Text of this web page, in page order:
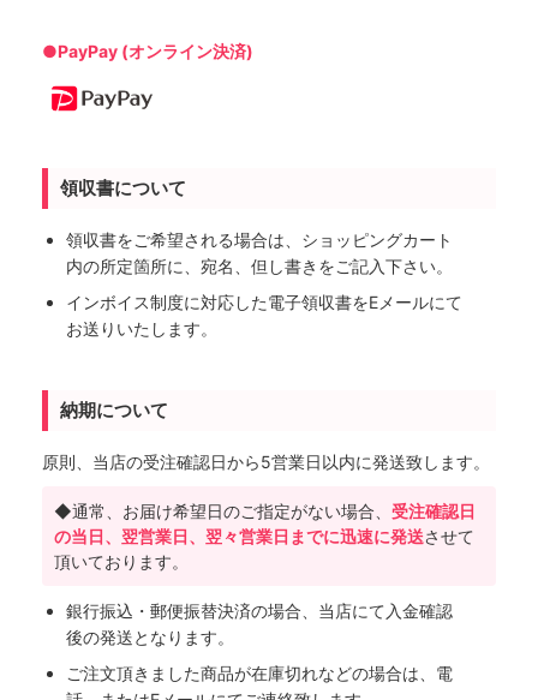
●PayPay (オンライン決済)
領収書について
領収書をご希望される場合は、ショッピングカート
内の所定箇所に、宛名、但し書きをご記入下さい。
インボイス制度に対応した電子領収書をEメールにて
お送りいたします。
納期について
原則、当店の受注確認日から5営業日以内に発送致します。
◆通常、お届け希望日のご指定がない場合、 受注確認日
の当日、翌営業日、翌々営業日までに迅速に発送させて
頂いております。
銀行振込・郵便振替決済の場合、当店にて入金確認
後の発送となります。
ご注文頂きました商品が在庫切れなどの場合は、電